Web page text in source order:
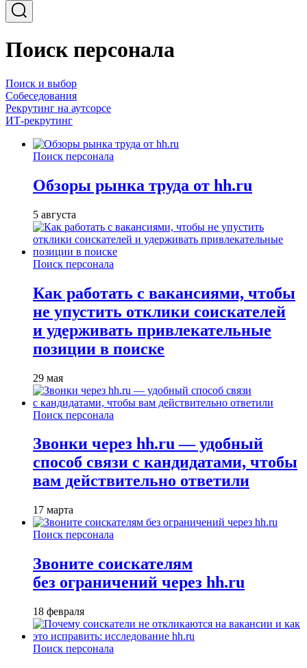
Поиск персонала
Поиск и выбор
Собеседования
Рекрутинг на аутсорсе
ИТ-рекрутинг
Поиск персонала
Обзоры рынка труда от hh.ru
5 августа
Поиск персонала
Как работать с вакансиями, чтобы
не упустить отклики соискателей
и удерживать привлекательные
позиции в поиске
29 мая
Поиск персонала
Звонки через hh.ru — удобный
способ связи с кандидатами, чтобы
вам действительно ответили
17 марта
Поиск персонала
Звоните соискателям
без ограничений через hh.ru
18 февраля
Поиск персонала